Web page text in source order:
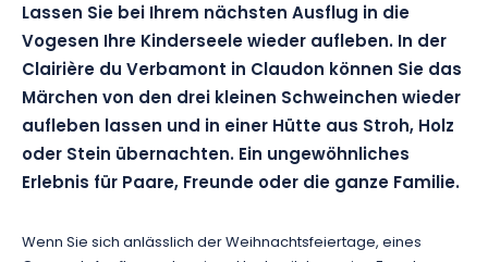
Lassen Sie bei Ihrem nächsten Ausflug in die
Vogesen Ihre Kinderseele wieder aufleben. In der
Clairière du Verbamont in Claudon können Sie das
Märchen von den drei kleinen Schweinchen wieder
aufleben lassen und in einer Hütte aus Stroh, Holz
oder Stein übernachten. Ein ungewöhnliches
Erlebnis für Paare, Freunde oder die ganze Familie.
Wenn Siesichanlässlich der Weihnachtsfeiertage, eines